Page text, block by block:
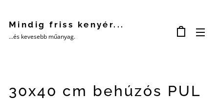
Mindig friss kenyér...
...és kevesebb műanyag.
30x40 cm behúzós PUL